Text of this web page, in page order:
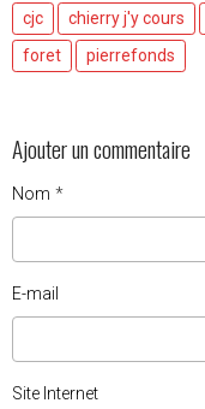
cjc chierry j'y cours
foret
pierrefonds
Ajouter un commentaire
Nom
E-mail
Site Internet